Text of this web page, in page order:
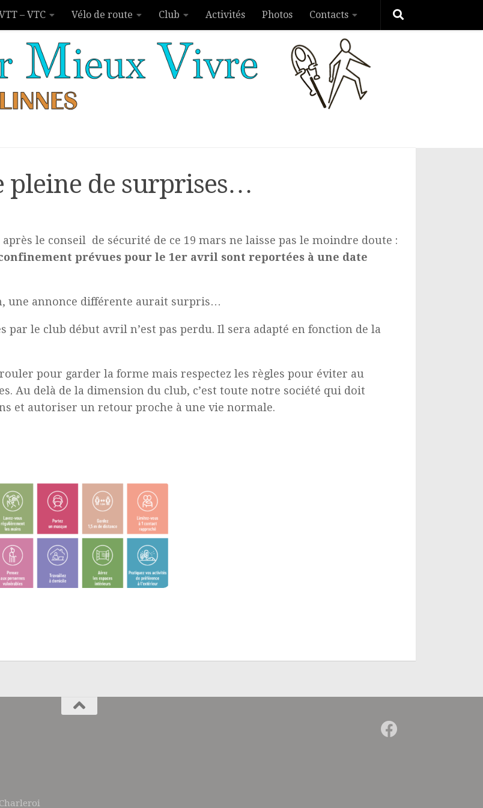
– VTC Vélo de route Club Activités Photos Contacts
pleine de surprises…
le conseil de sécurité de ce 19 mars ne laisse pas le moindre doute :
prévues pour le 1er avril sont reportées à une date
une annonce différente aurait surpris…
le club début avril n’est pas perdu. Il sera adapté en fonction de la
pour garder la forme mais respectez les règles pour éviter au
Au delà de la dimension du club, c’est toute notre société qui doit
et autoriser un retour proche à une vie normale.